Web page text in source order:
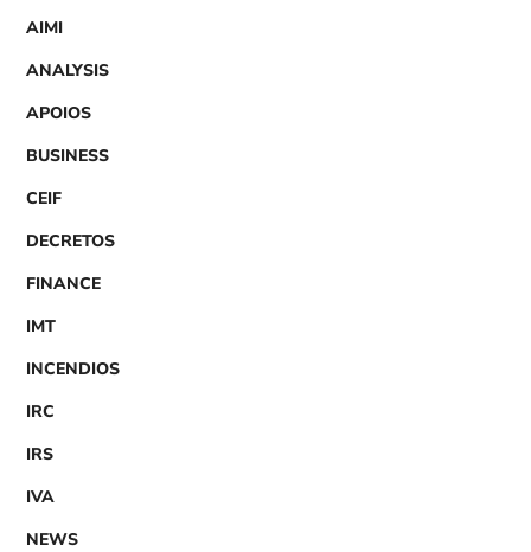
AIMI
ANALYSIS
APOIOS
BUSINESS
CEIF
DECRETOS
FINANCE
IMT
INCENDIOS
IRC
IRS
IVA
NEWS